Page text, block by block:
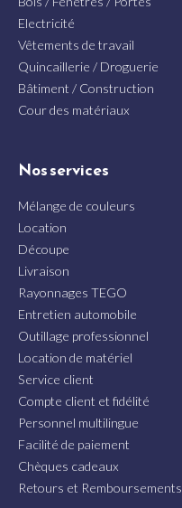
Electricité
Vêtements de travail
Quincaillerie / Droguerie
Bâtiment / Construction
Cour des matériaux
Nos services
Mélange de couleurs
Location
Découpe
Livraison
Rayonnages TEGO
Entretien automobile
Outillage professionnel
Location de matériel
Service client
Compte client et fidélité
Personnel multilingue
Facilité de paiement
Chèques cadeaux
Retours et Remboursements